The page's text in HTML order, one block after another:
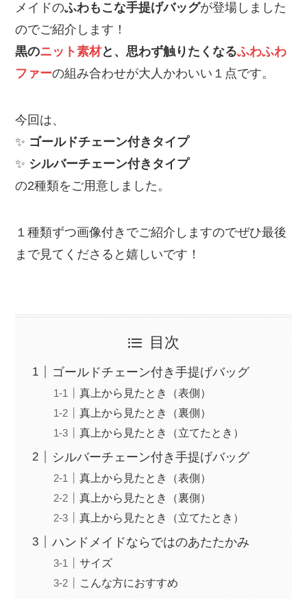
メイドのふわもこな手提げバッグが登場しました
のでご紹介します！
黒のニット素材と、思わず触りたくなるふわふわ
ファーの組み合わせが大人かわいい１点です。
今回は、
✨ ゴールドチェーン付きタイプ
✨ シルバーチェーン付きタイプ
の2種類をご用意しました。
１種類ずつ画像付きでご紹介しますのでぜひ最後
まで見てくださると嬉しいです！
目次
ゴールドチェーン付き手提げバッグ
真上から見たとき（表側）
真上から見たとき（裏側）
真上から見たとき（立てたとき）
シルバーチェーン付き手提げバッグ
真上から見たとき（表側）
真上から見たとき（裏側）
真上から見たとき（立てたとき）
ハンドメイドならではのあたたかみ
サイズ
こんな方におすすめ